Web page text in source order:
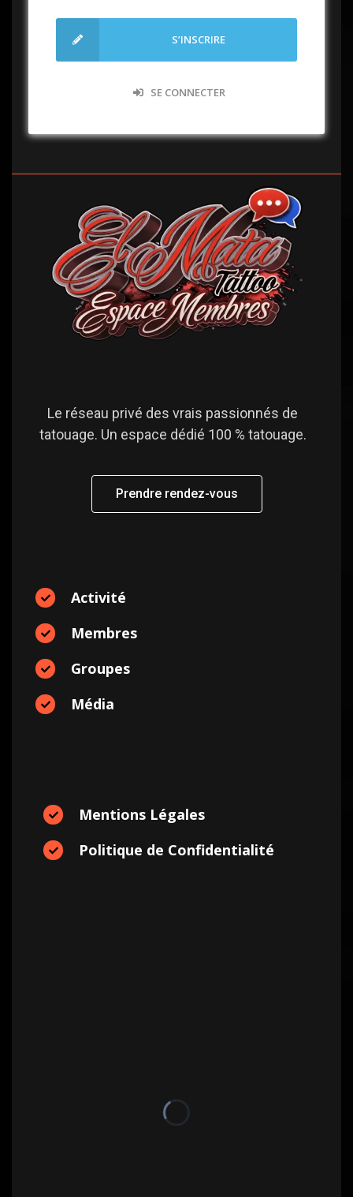
S’INSCRIRE
SE CONNECTER
Le réseau privé des vrais passionnés de
tatouage. Un espace dédié 100 % tatouage.
Prendre rendez-vous
Activité
Membres
Groupes
Média
Mentions Légales
Politique de Confidentialité